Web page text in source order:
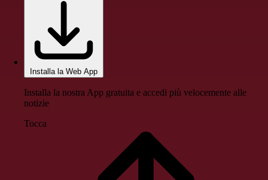
Installa la Web App
Installa la nostra App gratuita e accedi più velocemente alle
notizie
Tocca